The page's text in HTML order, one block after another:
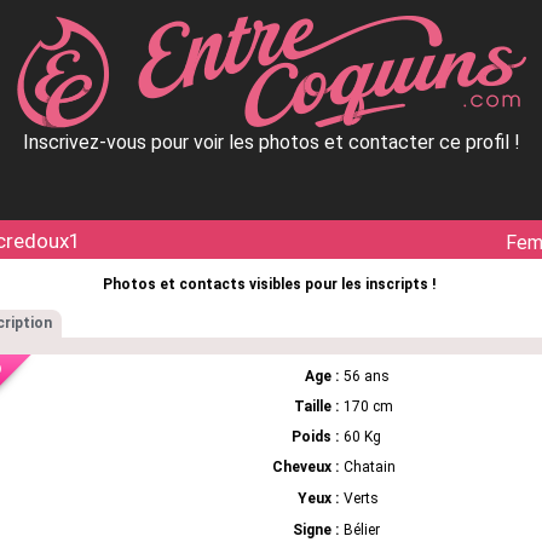
Inscrivez-vous pour voir les photos et contacter ce profil !
Photos et contacts visibles pour les inscripts !
Age : 56 ans
Taille : 170 cm
Poids : 60 Kg
Cheveux : Chatain
Yeux : Verts
Signe : Bélier